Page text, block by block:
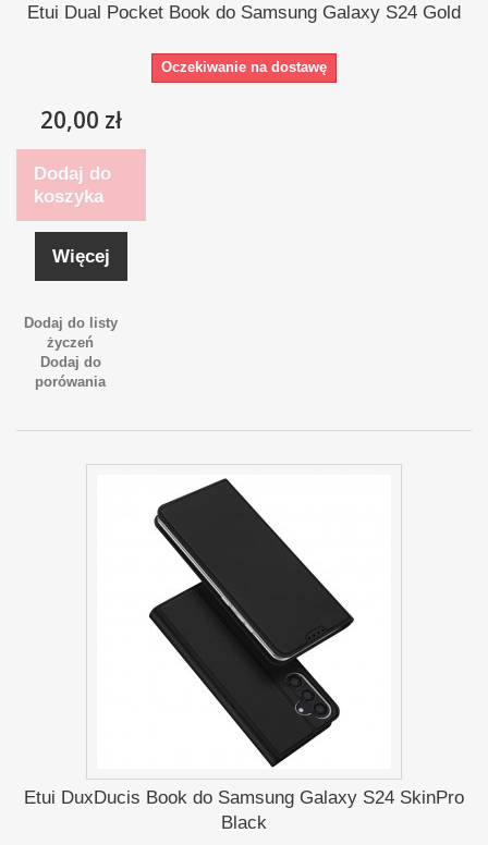
Etui Dual Pocket Book do Samsung Galaxy S24 Gold
Oczekiwanie na dostawę
20,00 zł
Dodaj do
koszyka
Więcej
Dodaj do listy
życzeń
Dodaj do
porówania
Etui DuxDucis Book do Samsung Galaxy S24 SkinPro
Black